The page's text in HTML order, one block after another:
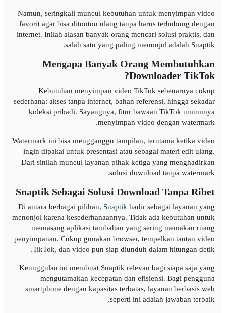
Namun, seringkali muncul kebutuhan untuk menyimpan video
favorit agar bisa ditonton ulang tanpa harus terhubung dengan
internet. Inilah alasan banyak orang mencari solusi praktis, dan
salah satu yang paling menonjol adalah Snaptik.
Mengapa Banyak Orang Membutuhkan
Downloader TikTok?
Kebutuhan menyimpan video TikTok sebenarnya cukup
sederhana: akses tanpa internet, bahan referensi, hingga sekadar
koleksi pribadi. Sayangnya, fitur bawaan TikTok umumnya
menyimpan video dengan watermark.
Watermark ini bisa mengganggu tampilan, terutama ketika video
ingin dipakai untuk presentasi atau sebagai materi edit ulang.
Dari sinilah muncul layanan pihak ketiga yang menghadirkan
solusi download tanpa watermark.
Snaptik Sebagai Solusi Download Tanpa Ribet
Di antara berbagai pilihan, Snaptik hadir sebagai layanan yang
menonjol karena kesederhanaannya. Tidak ada kebutuhan untuk
memasang aplikasi tambahan yang sering memakan ruang
penyimpanan. Cukup gunakan browser, tempelkan tautan video
TikTok, dan video pun siap diunduh dalam hitungan detik.
Keunggulan ini membuat Snaptik relevan bagi siapa saja yang
mengutamakan kecepatan dan efisiensi. Bagi pengguna
smartphone dengan kapasitas terbatas, layanan berbasis web
seperti ini adalah jawaban terbaik.